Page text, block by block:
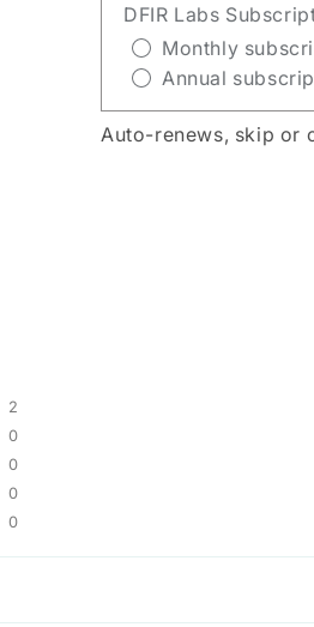
DFIR Labs
Monthly
Annual
Auto-renews, skip or
2
0
0
0
0